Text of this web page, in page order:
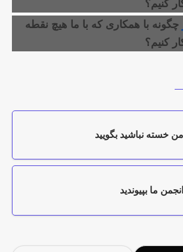
کنیم؟
چگونه با همکاری که با ما هیچ نقطه
کنیم؟
خسته نباشید بگویید
ما بپیوندید